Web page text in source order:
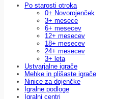
Po starosti otroka
0+ Novorojenček
3+ mesece
6+ mesecev
12+ mesecev
18+ mesecev
24+ mesecev
3+ leta
Ustvarjalne igrače
Mehke in plišaste igrače
Ninice za dojenčke
Igralne podloge
Igralni centri